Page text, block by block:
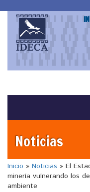
Noticias
Inicio » Noticias » El
minería vulnerando los
ambiente